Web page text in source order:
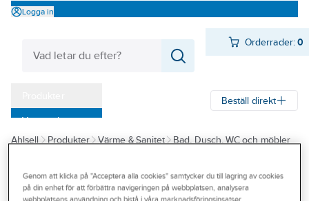
Logga in
Orderrader:0
Varumärken
Kampanjer
Branscher
Beställ direkt
Ahlsell Produkter Värme & Sanitet
Bad, Dusch, WC och möbler
Reservdelar Övrigt
Genom att klicka på "Acceptera alla cookies" samtycker du till lagring av cookies
på din enhet för att förbättra navigeringen på webbplatsen, analysera